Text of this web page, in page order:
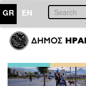
GR EN
ΕΠΙΚΑΙΡΟΤΗΤΑ
Τύπου
Αρχείο